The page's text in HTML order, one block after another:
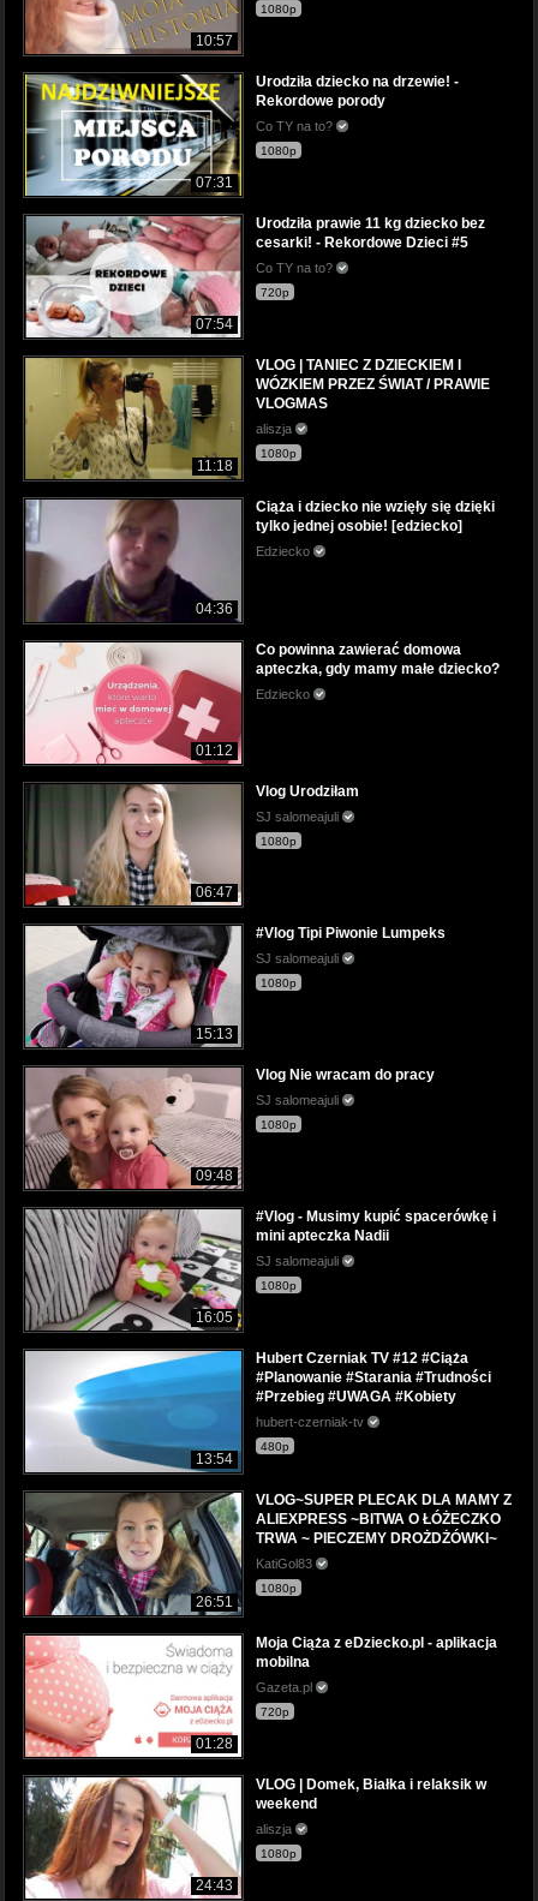
10:57
1080p
07:31
Urodziła dziecko na drzewie! -
Rekordowe porody
Co TY na to?
1080p
07:54
Urodziła prawie 11 kg dziecko bez
cesarki! - Rekordowe Dzieci #5
Co TY na to?
720p
11:18
VLOG | TANIEC Z DZIECKIEM I
WÓZKIEM PRZEZ ŚWIAT / PRAWIE
VLOGMAS
aliszja
1080p
04:36
Ciąża i dziecko nie wzięły się dzięki
tylko jednej osobie! [edziecko]
Edziecko
01:12
Co powinna zawierać domowa
apteczka, gdy mamy małe dziecko?
Edziecko
06:47
Vlog Urodziłam
SJ salomeajuli
1080p
15:13
#Vlog Tipi Piwonie Lumpeks
SJ salomeajuli
1080p
09:48
Vlog Nie wracam do pracy
SJ salomeajuli
1080p
16:05
#Vlog - Musimy kupić spacerówkę i
mini apteczka Nadii
SJ salomeajuli
1080p
13:54
Hubert Czerniak TV #12 #Ciąża
#Planowanie #Starania #Trudności
#Przebieg #UWAGA #Kobiety
hubert-czerniak-tv
480p
26:51
VLOG~SUPER PLECAK DLA MAMY Z
ALIEXPRESS ~BITWA O ŁÓŻECZKO
TRWA ~ PIECZEMY DROŻDŻÓWKI~
KatiGol83
1080p
01:28
Moja Ciąża z eDziecko.pl - aplikacja
mobilna
Gazeta.pl
720p
24:43
VLOG | Domek, Białka i relaksik w
weekend
aliszja
1080p